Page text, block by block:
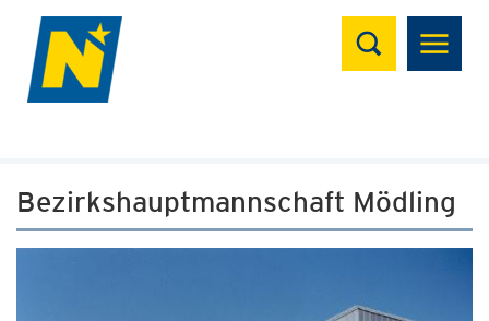
Suchen
Bezirkshauptmannschaft Mödling